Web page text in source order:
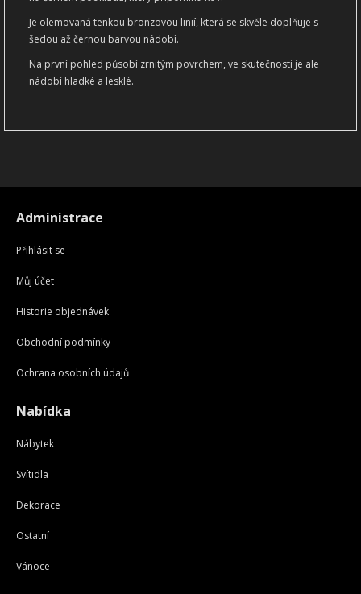
Je olemovaná tenkou bronzovou linií, která se skvěle doplňuje s
šedou až černou barvou nádobí.
Na první pohled působí zrnitým povrchem, ve skutečnosti je ale
nádobí hladké a lesklé.
Administrace
Přihlásit se
Můj účet
Historie objednávek
Obchodní podmínky
Ochrana osobních údajů
Nabídka
Nábytek
Svítidla
Dekorace
Ostatní
Vánoce